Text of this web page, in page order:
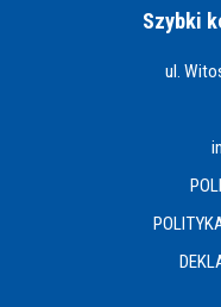
Szybki
ul.